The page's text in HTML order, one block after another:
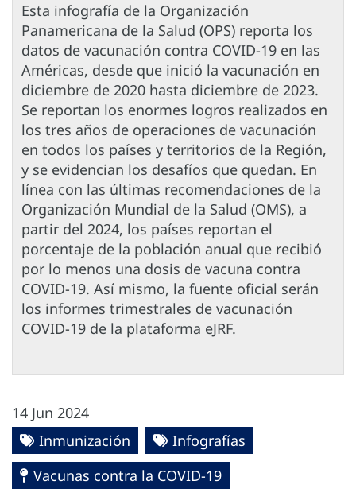
Esta infografía de la Organización
Panamericana de la Salud (OPS) reporta los
datos de vacunación contra COVID-19 en las
Américas, desde que inició la vacunación en
diciembre de 2020 hasta diciembre de 2023.
Se reportan los enormes logros realizados en
los tres años de operaciones de vacunación
en todos los países y territorios de la Región,
y se evidencian los desafíos que quedan. En
línea con las últimas recomendaciones de la
Organización Mundial de la Salud (OMS), a
partir del 2024, los países reportan el
porcentaje de la población anual que recibió
por lo menos una dosis de vacuna contra
COVID-19. Así mismo, la fuente oficial serán
los informes trimestrales de vacunación
COVID-19 de la plataforma eJRF.
14 Jun 2024
Inmunización
Infografías
Vacunas contra la COVID-19